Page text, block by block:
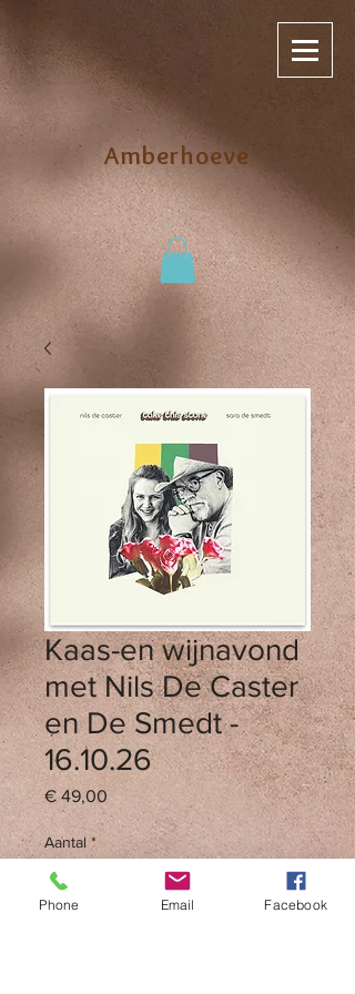
Amberhoeve
Kaas-en wijnavond
met Nils De Caster
en De Smedt -
16.10.26
€ 49,00Prijs
Aantal *
Phone Email Facebook